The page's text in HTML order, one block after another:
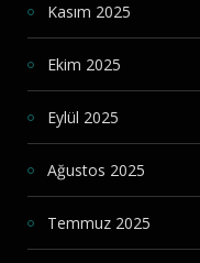
Kasım 2025
Ekim 2025
Eylül 2025
Ağustos 2025
Temmuz 2025